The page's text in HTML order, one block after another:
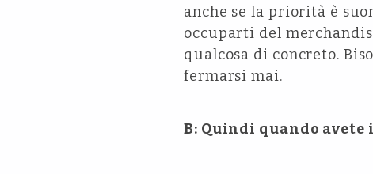
anche se la priorità è
occuparti del
qualcosa di concreto.
fermarsi mai.
B: Quindi quando